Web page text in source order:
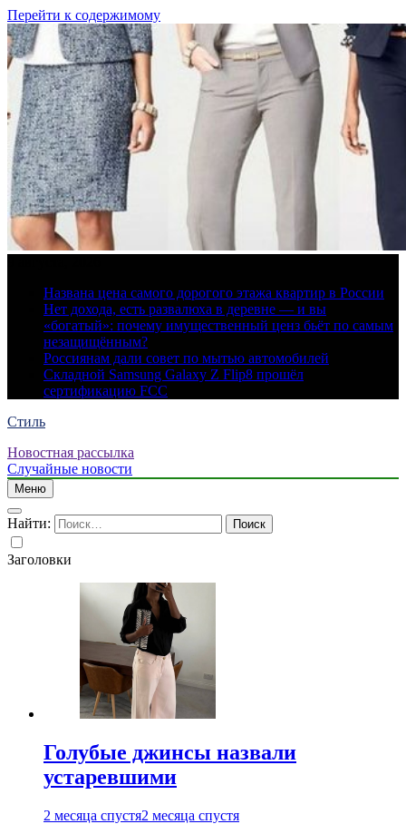
Перейти к содержимому
Названа цена самого дорогого этажа квартир в России
Нет дохода, есть развалюха в деревне — и вы
«богатый»: почему имущественный ценз бьёт по самым
незащищённым?
Россиянам дали совет по мытью автомобилей
Складной Samsung Galaxy Z Flip8 прошёл
сертификацию FCC
Стиль
Новостная рассылка
Случайные новости
Меню
Найти:
Заголовки
Голубые джинсы назвали
устаревшими
2 месяца спустя2 месяца спустя